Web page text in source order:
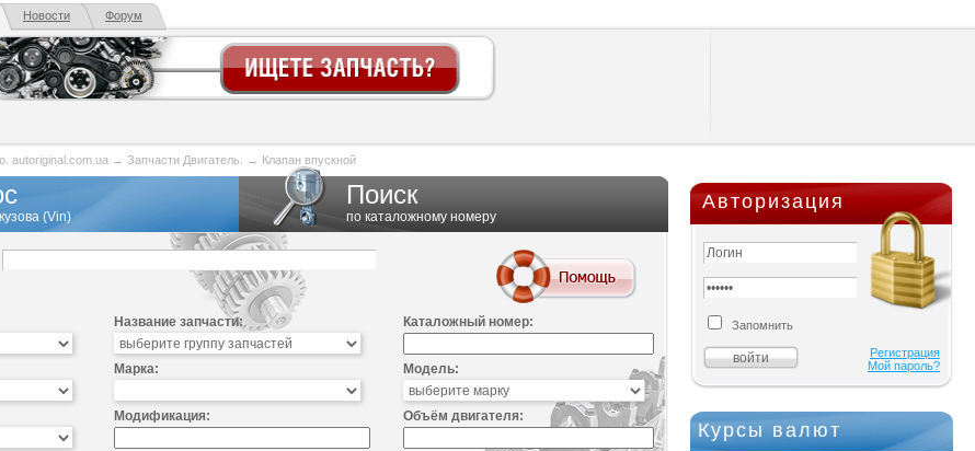
Новости Форум
autoriginal.com.ua → Запчасти Двигатель. → Клапан впускной
(Vin)
Поиск
по каталожному номеру
Название запчасти: Каталожный номер:
Марка: Модель:
Модификация: Объём двигателя:
Авторизация
Запомнить
Регистрация
Мой пароль?
Курсы валют